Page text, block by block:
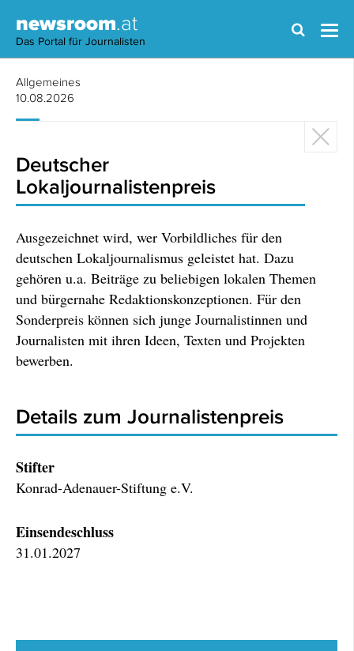
newsroom.at
Das Portal für Journalisten
Allgemeines
10.08.2026
Deutscher
Lokaljournalistenpreis
Ausgezeichnet wird, wer Vorbildliches für den
deutschen Lokaljournalismus geleistet hat. Dazu
gehören u.a. Beiträge zu beliebigen lokalen Themen
und bürgernahe Redaktionskonzeptionen. Für den
Sonderpreis können sich junge Journalistinnen und
Journalisten mit ihren Ideen, Texten und Projekten
bewerben.
Details zum Journalistenpreis
Stifter
Konrad-Adenauer-Stiftung e.V.
Einsendeschluss
31.01.2027